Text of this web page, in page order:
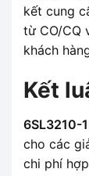
kết cung
từ CO/CQ
khách
Kết
6SL3210-
cho các
chi phí